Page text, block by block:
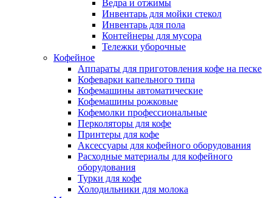
Ведра и отжимы
Инвентарь для мойки стекол
Инвентарь для пола
Контейнеры для мусора
Тележки уборочные
Кофейное
Аппараты для приготовления кофе на песке
Кофеварки капельного типа
Кофемашины автоматические
Кофемашины рожковые
Кофемолки профессиональные
Перколяторы для кофе
Принтеры для кофе
Аксессуары для кофейного оборудования
Расходные материалы для кофейного
оборудования
Турки для кофе
Холодильники для молока